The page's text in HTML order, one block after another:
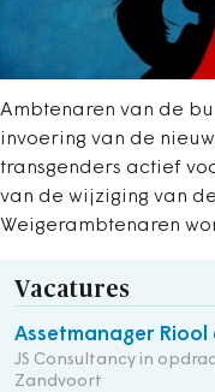
Ambtenaren van de
invoering van de
transgenders actief
van de wijziging van
Weigerambtenaren
Vacatures
Assetmanager
JS Consultancy in
Zandvoort